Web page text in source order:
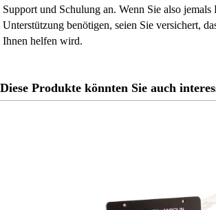
Support und Schulung an. Wenn Sie also jemals
Unterstützung benötigen, seien Sie versichert,
Ihnen helfen wird.
Diese Produkte könnten Sie auch